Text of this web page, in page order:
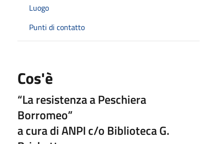
Luogo
Punti di contatto
Cos'è
“La resistenza a Peschiera
Borromeo”
a cura di ANPI c/o Biblioteca G.